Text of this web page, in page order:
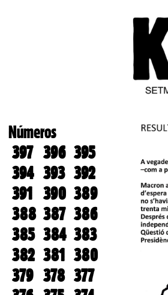
Números
397 396 395
394 393 392
391 390 389
388 387 386
385 384 383
382 381 380
379 378 377